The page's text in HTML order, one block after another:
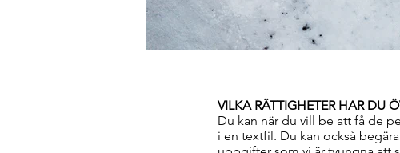
VILKA RÄTTIGHETER HAR DU
Du kan när du vill be att få de
i en textfil. Du kan också